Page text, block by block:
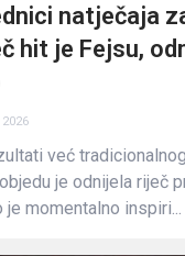
natječaja
hit je Fejsu,
već
je odnijela riječ
je momentalno inspiri...